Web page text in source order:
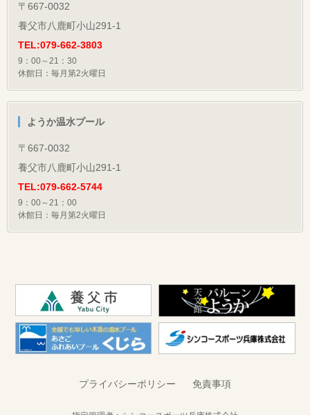
〒667-0032
養父市八鹿町小山291-1
TEL:079-662-3803
9：00～21：30
休館日：毎月第2火曜日
ようか温水プール
〒667-0032
養父市八鹿町小山291-1
TEL:079-662-5744
9：00～21：00
休館日：毎月第2火曜日
プライバシーポリシー 免責事項